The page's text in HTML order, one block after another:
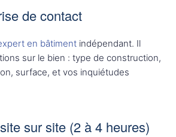
de contact
en bâtiment indépendant. Il
sur le bien : type de construction,
surface, et vos inquiétudes
sur site (2 à 4 heures)